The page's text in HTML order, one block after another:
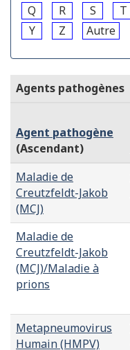
Q
R S T
Y
Z Autre
Agents pathogènes
Agent pathogène
(Ascendant)
Maladie de
Creutzfeldt-Jakob
(MCJ)
Maladie de
Creutzfeldt-Jakob
(MCJ)/Maladie à
prions
Metapneumovirus
Humain (HMPV)